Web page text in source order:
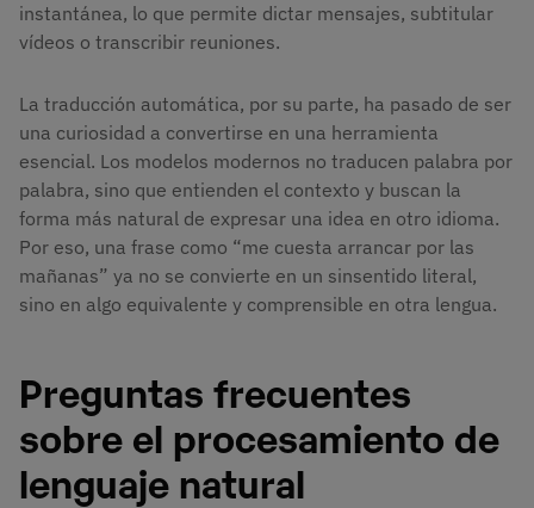
instantánea, lo que permite dictar mensajes, subtitular
vídeos o transcribir reuniones.
La traducción automática, por su parte, ha pasado de ser
una curiosidad a convertirse en una herramienta
esencial. Los modelos modernos no traducen palabra por
palabra, sino que entienden el contexto y buscan la
forma más natural de expresar una idea en otro idioma.
Por eso, una frase como “me cuesta arrancar por las
mañanas” ya no se convierte en un sinsentido literal,
sino en algo equivalente y comprensible en otra lengua.
Preguntas frecuentes
sobre el procesamiento de
lenguaje natural